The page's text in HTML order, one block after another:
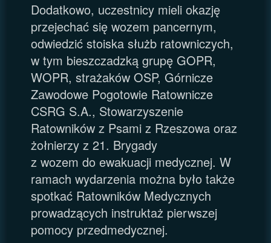
Dodatkowo, uczestnicy mieli okazję
przejechać się wozem pancernym,
odwiedzić stoiska służb ratowniczych,
w tym bieszczadzką grupę GOPR,
WOPR, strażaków OSP, Górnicze
Zawodowe Pogotowie Ratownicze
CSRG S.A., Stowarzyszenie
Ratowników z Psami z Rzeszowa oraz
żołnierzy z 21. Brygady
z wozem do ewakuacji medycznej. W
ramach wydarzenia można było także
spotkać Ratowników Medycznych
prowadzących instruktaż pierwszej
pomocy przedmedycznej.